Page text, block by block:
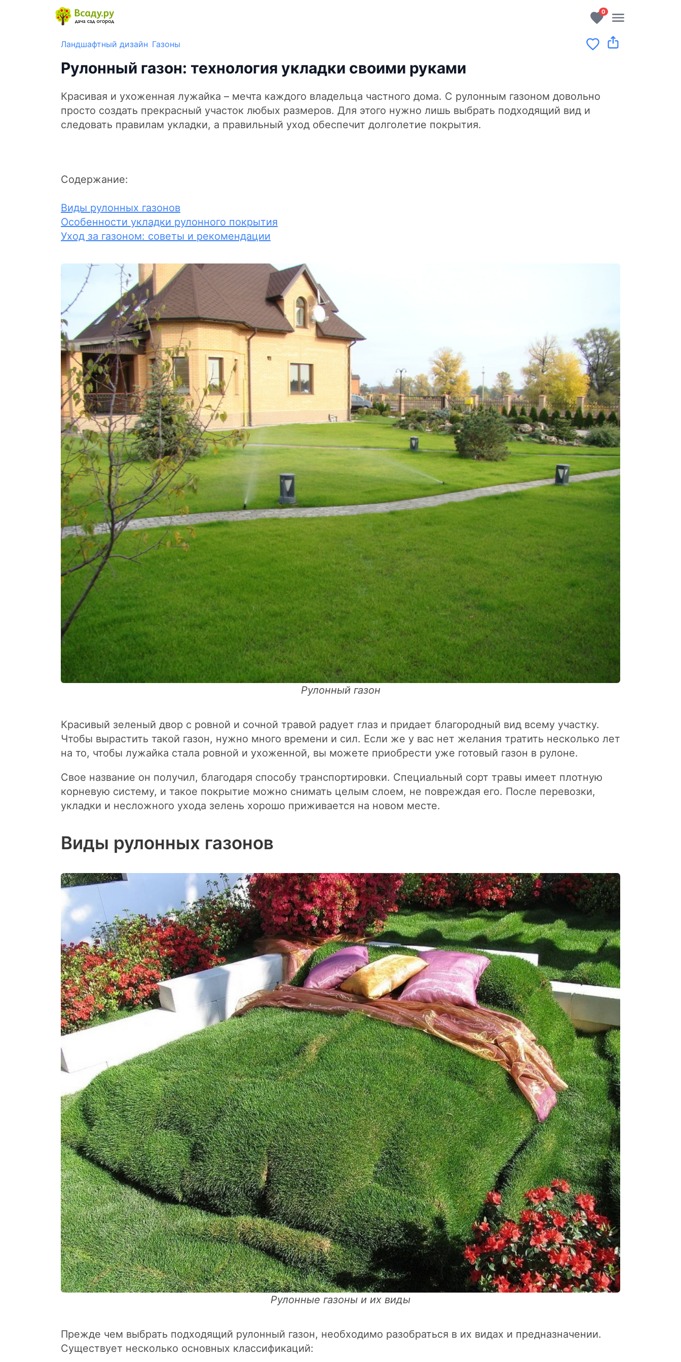
0
Ландшафтный дизайн Газоны
Рулонный газон: технология укладки своими руками
Красивая и ухоженная лужайка – мечта каждого владельца частного дома. С рулонным газоном довольно
просто создать прекрасный участок любых размеров. Для этого нужно лишь выбрать подходящий вид и
следовать правилам укладки, а правильный уход обеспечит долголетие покрытия.
Содержание:
Виды рулонных газонов
Особенности укладки рулонного покрытия
Уход за газоном: советы и рекомендации
Рулонный газон
Красивый зеленый двор с ровной и сочной травой радует глаз и придает благородный вид всему участку.
Чтобы вырастить такой газон, нужно много времени и сил. Если же у вас нет желания тратить несколько лет
на то, чтобы лужайка стала ровной и ухоженной, вы можете приобрести уже готовый газон в рулоне.
Свое название он получил, благодаря способу транспортировки. Специальный сорт травы имеет плотную
корневую систему, и такое покрытие можно снимать целым слоем, не повреждая его. После перевозки,
укладки и несложного ухода зелень хорошо приживается на новом месте.
Виды рулонных газонов
Рулонные газоны и их виды
Прежде чем выбрать подходящий рулонный газон, необходимо разобраться в их видах и предназначении.
Существует несколько основных классификаций: